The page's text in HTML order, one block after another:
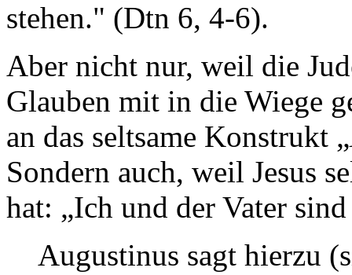
stehen." (Dtn 6, 4-6).
Aber nicht nur, weil die
Glauben mit in die Wiege
an das seltsame Konstrukt „
Sondern auch, weil Jesus
hat: „Ich und der Vater
Augustinus sagt hierzu